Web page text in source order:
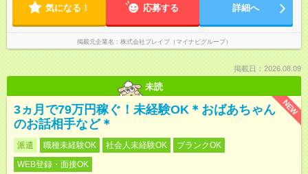
気になる！ 応募する 詳細へ
掲載元企業名 株式会社ブレイブ（マイナビグループ）
掲載日：2026.08.09
未読
NEW
3ヵ月で79万円稼ぐ！未経験OK＊おばあちゃん
のお話相手など＊
派遣 職種未経験OK 社会人未経験OK
ブランクOK
WEB登録・面接OK